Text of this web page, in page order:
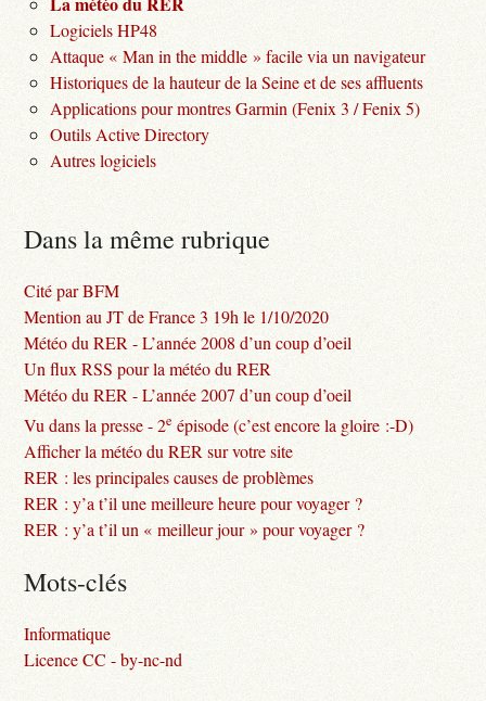
Logiciels HP48
Attaque « Man in the middle » facile via un navigateur
Historiques de la hauteur de la Seine et de ses affluents
Applications pour montres Garmin (Fenix 3 / Fenix 5)
Outils Active Directory
Autres logiciels
Dans la même rubrique
Cité par BFM
Mention au JT de France 3 19h le 1/10/2020
Météo du RER - L’année 2008 d’un coup d’oeil
Un flux RSS pour la météo du RER
Météo du RER - L’année 2007 d’un coup d’oeil
Vu dans la presse - 2e épisode (c’est encore la gloire :-D)
Afficher la météo du RER sur votre site
RER : les principales causes de problèmes
RER : y’a t’il une meilleure heure pour voyager ?
RER : y’a t’il un « meilleur jour » pour voyager ?
Mots-clés
Informatique
Licence CC - by-nc-nd